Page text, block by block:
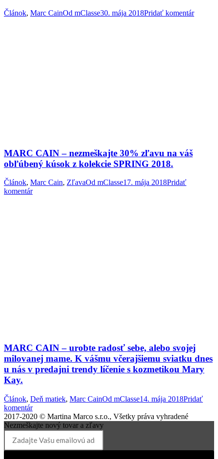
Článok, Marc CainOd mClasse30. mája 2018Pridať komentár
MARC CAIN – nezmeškajte 30% zľavu na váš
obľúbený kúsok z kolekcie SPRING 2018.
Článok, Marc Cain, ZľavaOd mClasse17. mája 2018Pridať
komentár
MARC CAIN – urobte radosť sebe, alebo svojej
milovanej mame. K vášmu včerajšiemu sviatku dnes
u nás v predajni trendy líčenie s kozmetikou Mary
Kay.
Článok, Deň matiek, Marc CainOd mClasse14. mája 2018Pridať
komentár
2017-2020 © Martina Marco s.r.o., Všetky práva vyhradené
Nezmeškajte nový tovar a zľavy